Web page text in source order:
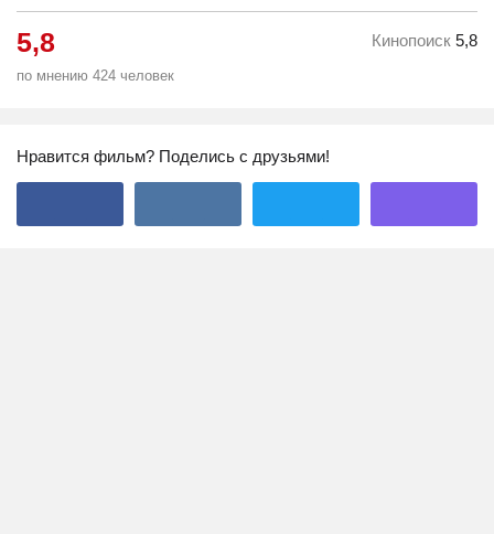
5,8
по мнению 424 человек
Кинопоиск 5,8
Нравится фильм? Поделись с друзьями!